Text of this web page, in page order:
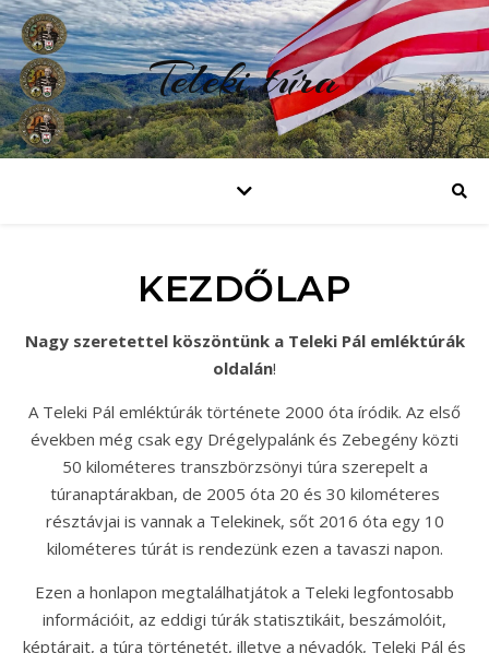
Teleki túra
KEZDŐLAP
Nagy szeretettel köszöntünk a Teleki Pál emléktúrák
oldalán!
A Teleki Pál emléktúrák története 2000 óta íródik. Az első
években még csak egy Drégelypalánk és Zebegény közti
50 kilométeres transzbörzsönyi túra szerepelt a
túranaptárakban, de 2005 óta 20 és 30 kilométeres
résztávjai is vannak a Telekinek, sőt 2016 óta egy 10
kilométeres túrát is rendezünk ezen a tavaszi napon.
Ezen a honlapon megtalálhatjátok a Teleki legfontosabb
információit, az eddigi túrák statisztikáit, beszámolóit,
képtárait, a túra történetét, illetve a névadók, Teleki Pál és